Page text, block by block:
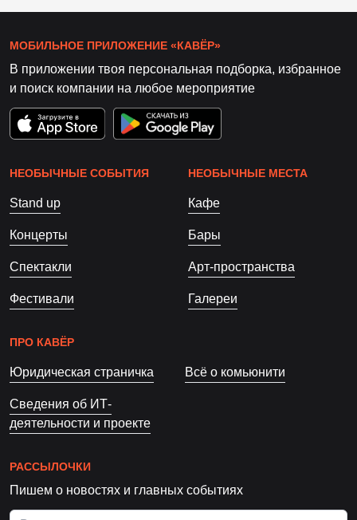
МОБИЛЬНОЕ ПРИЛОЖЕНИЕ «КАВЁР»
В приложении твоя персональная подборка, избранное
и поиск компании на любое мероприятие
НЕОБЫЧНЫЕ СОБЫТИЯ
Stand up
Концерты
Спектакли
Фестивали
НЕОБЫЧНЫЕ МЕСТА
Кафе
Бары
Арт-пространства
Галереи
ПРО КАВЁР
Юридическая страничка Всё о комьюнити
Сведения об ИТ-
деятельности и проекте
РАССЫЛОЧКИ
Пишем о новостях и главных событиях